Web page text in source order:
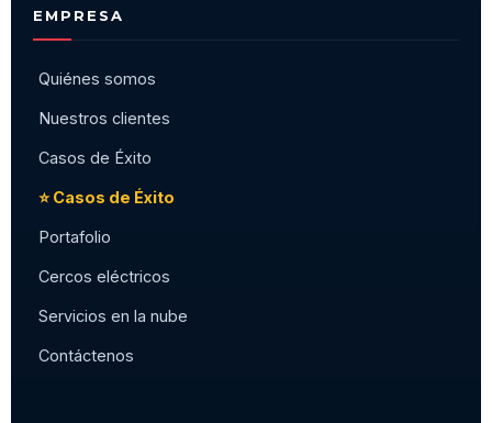
EMPRESA
Quiénes somos
Nuestros clientes
Casos de Éxito
⭐ Casos de Éxito
Portafolio
Cercos eléctricos
Servicios en la nube
Contáctenos